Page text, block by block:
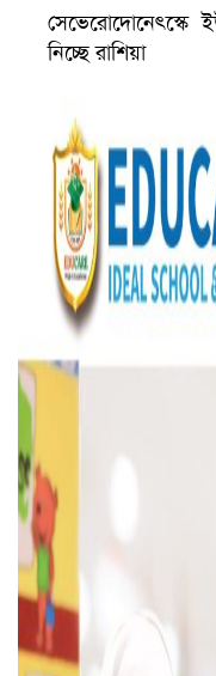
ভারতে ভয়াবহ সড়ক
হলিউডে নতুন প্রেমের
সেভেরোদোনেৎস্কে
নিচ্ছে রাশিয়া